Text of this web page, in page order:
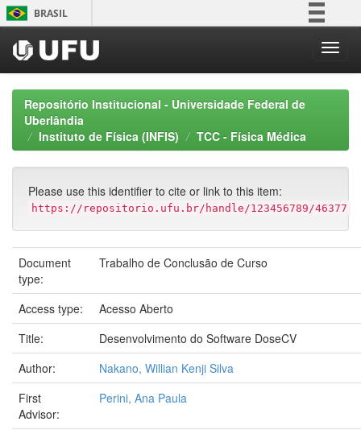
Skip
navigation
BRASIL
Participe
Acesso à informação
Legislação
Repositório Institucional - Universidade Federal de
Uberlândia
Instituto de Física (INFIS)
TCC - Física Médica
Please use this identifier to cite or link to this item:
https://repositorio.ufu.br/handle/123456789/46377
Document
type:
Trabalho de Conclusão de Curso
Access type:
Acesso Aberto
Title:
Desenvolvimento do Software DoseCV
Author:
Nakano, Willian Kenji Silva
First
Advisor:
Perini, Ana Paula